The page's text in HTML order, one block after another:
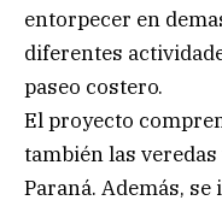
entorpecer en
diferentes
paseo costero.
El proyecto
también las
Paraná. Además,